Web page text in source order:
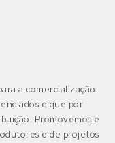
a comercialização
e que por
Promovemos e
e de projetos